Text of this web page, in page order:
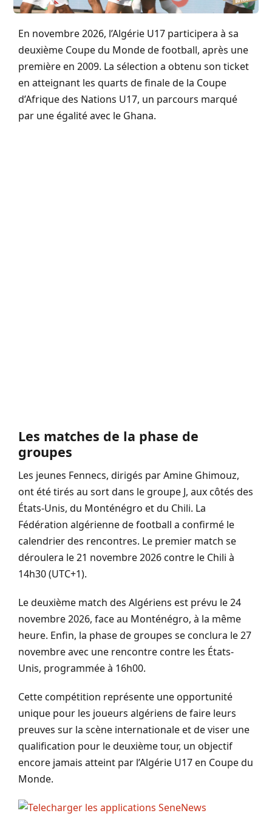
En novembre 2026, l’Algérie U17 participera à sa
deuxième Coupe du Monde de football, après une
première en 2009. La sélection a obtenu son ticket
en atteignant les quarts de finale de la Coupe
d’Afrique des Nations U17, un parcours marqué
par une égalité avec le Ghana.
Les matches de la phase de
groupes
Les jeunes Fennecs, dirigés par Amine Ghimouz,
ont été tirés au sort dans le groupe J, aux côtés des
États-Unis, du Monténégro et du Chili. La
Fédération algérienne de football a confirmé le
calendrier des rencontres. Le premier match se
déroulera le 21 novembre 2026 contre le Chili à
14h30 (UTC+1).
Le deuxième match des Algériens est prévu le 24
novembre 2026, face au Monténégro, à la même
heure. Enfin, la phase de groupes se conclura le 27
novembre avec une rencontre contre les États-
Unis, programmée à 16h00.
Cette compétition représente une opportunité
unique pour les joueurs algériens de faire leurs
preuves sur la scène internationale et de viser une
qualification pour le deuxième tour, un objectif
encore jamais atteint par l’Algérie U17 en Coupe du
Monde.